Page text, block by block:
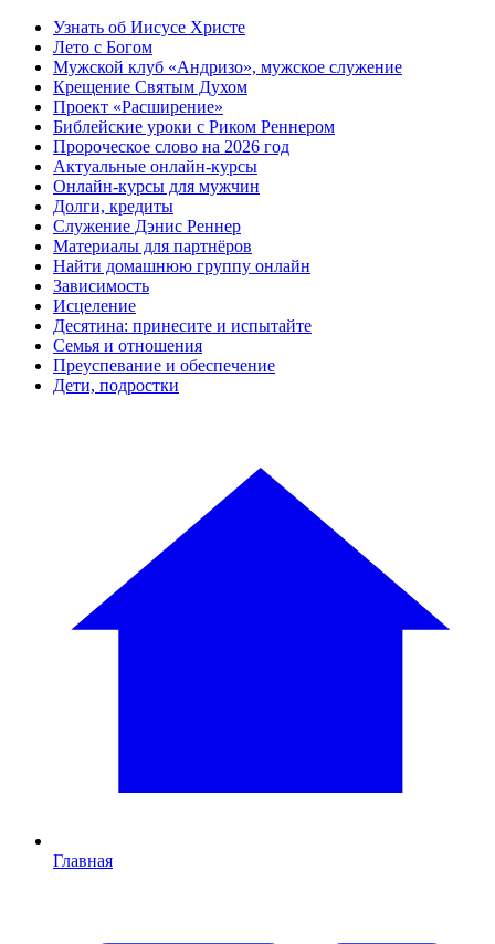
Узнать об Иисусе Христе
Лето с Богом
Мужской клуб «Андризо», мужское служение
Крещение Святым Духом
Проект «Расширение»
Библейские уроки с Риком Реннером
Пророческое слово на 2026 год
Актуальные онлайн-курсы
Онлайн-курсы для мужчин
Долги, кредиты
Служение Дэнис Реннер
Материалы для партнёров
Найти домашнюю группу онлайн
Зависимость
Исцеление
Десятина: принесите и испытайте
Семья и отношения
Преуспевание и обеспечение
Дети, подростки
Главная